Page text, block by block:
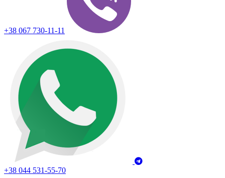
+38 067 730-11-11
+38 044 531-55-70